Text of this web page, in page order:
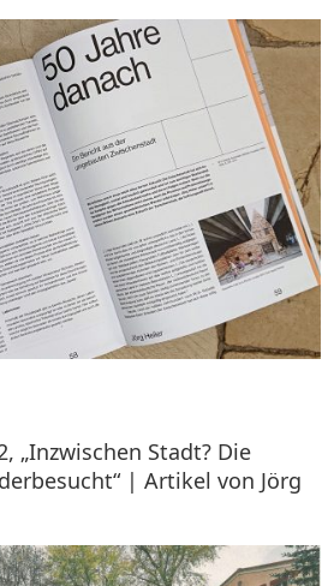
„Inzwischen Stadt? Die
| Artikel von Jörg